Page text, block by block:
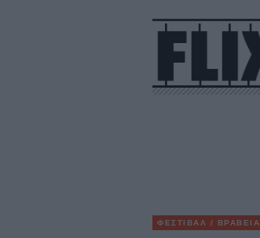
ΦΕΣΤΙΒΑΛ / ΒΡΑΒΕΙΑ